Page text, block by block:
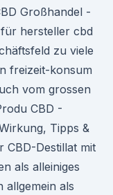
Großhandel -
hersteller cbd
zu viele
freizeit-konsum
vom grossen
CBD -
Tipps &
CBD-Destillat mit
als alleiniges
allgemein als